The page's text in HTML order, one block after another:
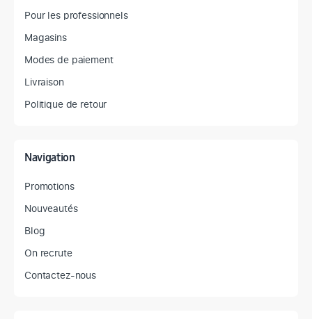
Pour les professionnels
Magasins
Modes de paiement
Livraison
Politique de retour
Navigation
Promotions
Nouveautés
Blog
On recrute
Contactez-nous